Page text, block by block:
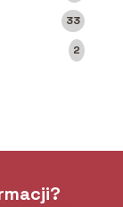
33
2